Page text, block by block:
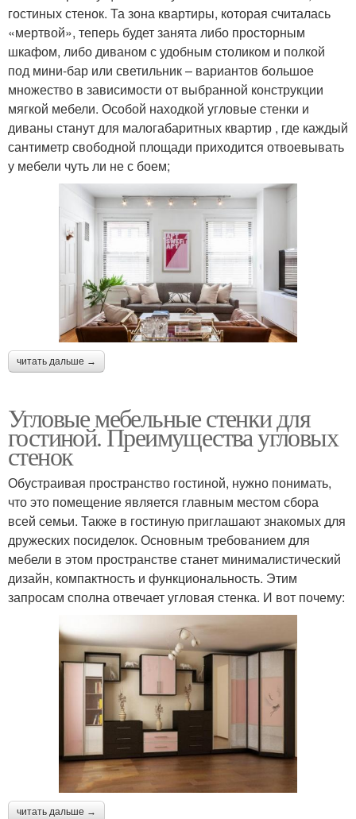
гостиных стенок. Та зона квартиры, которая считалась
«мертвой», теперь будет занята либо просторным
шкафом, либо диваном с удобным столиком и полкой
под мини-бар или светильник – вариантов большое
множество в зависимости от выбранной конструкции
мягкой мебели. Особой находкой угловые стенки и
диваны станут для малогабаритных квартир , где каждый
сантиметр свободной площади приходится отвоевывать
у мебели чуть ли не с боем;
читать дальше →
Угловые мебельные стенки для
гостиной. Преимущества угловых
стенок
Обустраивая пространство гостиной, нужно понимать,
что это помещение является главным местом сбора
всей семьи. Также в гостиную приглашают знакомых для
дружеских посиделок. Основным требованием для
мебели в этом пространстве станет минималистический
дизайн, компактность и функциональность. Этим
запросам сполна отвечает угловая стенка. И вот почему:
читать дальше →